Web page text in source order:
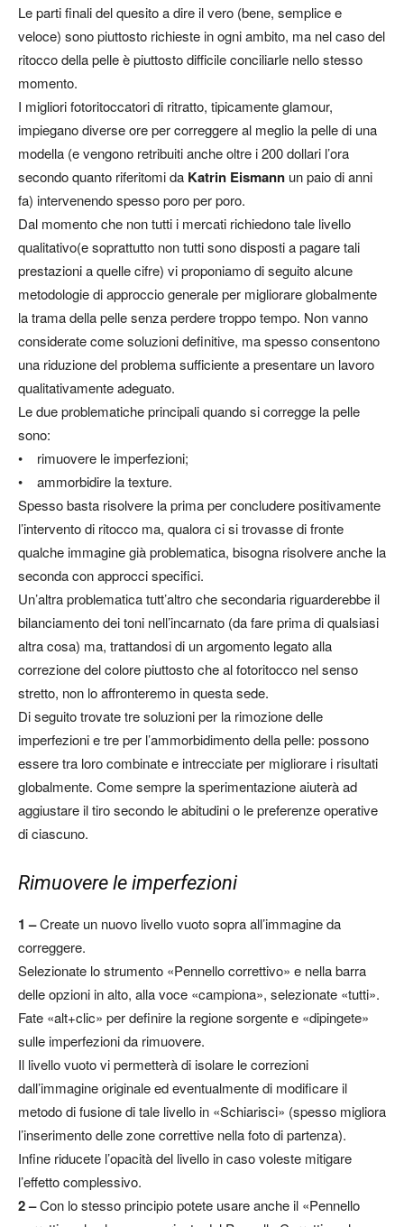
Le parti finali del quesito a dire il vero (bene, semplice e
veloce) sono piuttosto richieste in ogni ambito, ma nel caso del
ritocco della pelle è piuttosto difficile conciliarle nello stesso
momento.
I migliori fotoritoccatori di ritratto, tipicamente glamour,
impiegano diverse ore per correggere al meglio la pelle di una
modella (e vengono retribuiti anche oltre i 200 dollari l’ora
secondo quanto riferitomi da Katrin Eismann un paio di anni
fa) intervenendo spesso poro per poro.
Dal momento che non tutti i mercati richiedono tale livello
qualitativo(e soprattutto non tutti sono disposti a pagare tali
prestazioni a quelle cifre) vi proponiamo di seguito alcune
metodologie di approccio generale per migliorare globalmente
la trama della pelle senza perdere troppo tempo. Non vanno
considerate come soluzioni definitive, ma spesso consentono
una riduzione del problema sufficiente a presentare un lavoro
qualitativamente adeguato.
Le due problematiche principali quando si corregge la pelle
sono:
• rimuovere le imperfezioni;
• ammorbidire la texture.
Spesso basta risolvere la prima per concludere positivamente
l’intervento di ritocco ma, qualora ci si trovasse di fronte
qualche immagine già problematica, bisogna risolvere anche la
seconda con approcci specifici.
Un’altra problematica tutt’altro che secondaria riguarderebbe il
bilanciamento dei toni nell’incarnato (da fare prima di qualsiasi
altra cosa) ma, trattandosi di un argomento legato alla
correzione del colore piuttosto che al fotoritocco nel senso
stretto, non lo affronteremo in questa sede.
Di seguito trovate tre soluzioni per la rimozione delle
imperfezioni e tre per l’ammorbidimento della pelle: possono
essere tra loro combinate e intrecciate per migliorare i risultati
globalmente. Come sempre la sperimentazione aiuterà ad
aggiustare il tiro secondo le abitudini o le preferenze operative
di ciascuno.
Rimuovere le imperfezioni
1 –Create un nuovo livello vuoto sopra all’immagine da
correggere.
Selezionate lo strumento «Pennello correttivo» e nella barra
delle opzioni in alto, alla voce «campiona», selezionate «tutti».
Fate «alt+clic» per definire la regione sorgente e «dipingete»
sulle imperfezioni da rimuovere.
Il livello vuoto vi permetterà di isolare le correzioni
dall’immagine originale ed eventualmente di modificare il
metodo di fusione di tale livello in «Schiarisci» (spesso migliora
l’inserimento delle zone correttive nella foto di partenza).
Infine riducete l’opacità del livello in caso voleste mitigare
l’effetto complessivo.
2 –Con lo stesso principio potete usare anche il «Pennello